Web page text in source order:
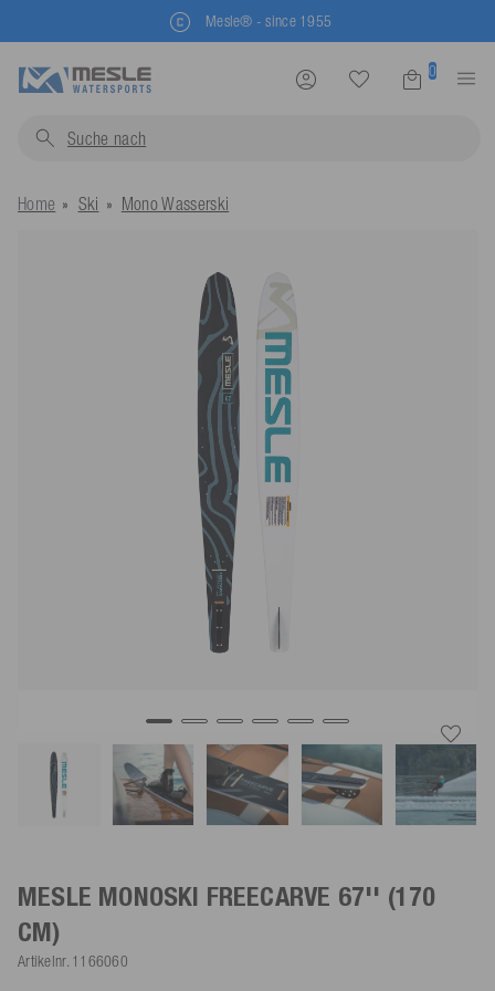
Mesle® - since 1955
0
Suche nach
Home Ski Mono Wasserski
MESLE MONOSKI FREECARVE 67'' (170
CM)
Artikelnr. 1166060